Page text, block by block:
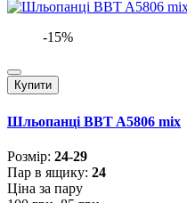
-15%
Купити
Шльопанці BBT A5806 mix
Розмiр: 24-29
Пар в ящику: 24
Ціна за пару